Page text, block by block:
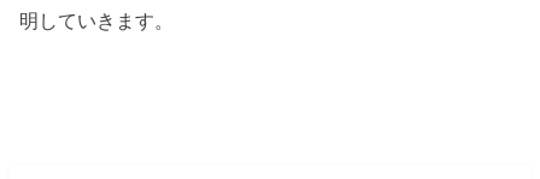
明していきます。